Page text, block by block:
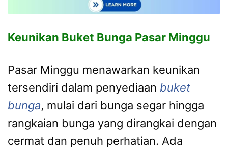
Keunikan Buket Bunga Pasar Minggu
Pasar Minggu menawarkan keunikan
tersendiri dalam penyediaan buket
bunga, mulai dari bunga segar hingga
rangkaian bunga yang dirangkai dengan
cermat dan penuh perhatian. Ada